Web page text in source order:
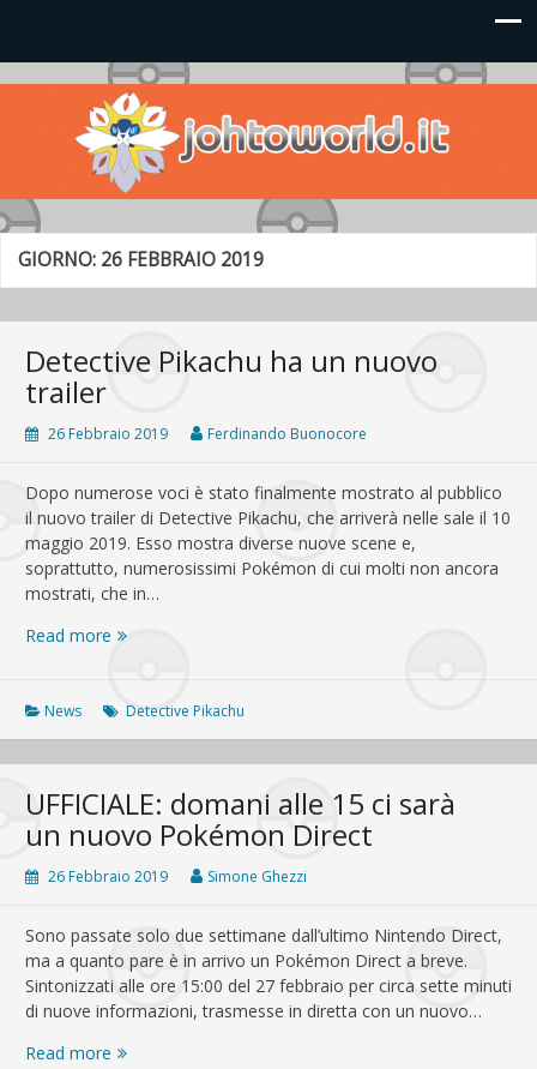
Johto World
Le novità più frizzanti dall'universo Pokémon e Nintendo
GIORNO: 26 FEBBRAIO 2019
Detective Pikachu ha un nuovo
trailer
26 Febbraio 2019 Ferdinando Buonocore
Dopo numerose voci è stato finalmente mostrato al pubblico
il nuovo trailer di Detective Pikachu, che arriverà nelle sale il 10
maggio 2019. Esso mostra diverse nuove scene e,
soprattutto, numerosissimi Pokémon di cui molti non ancora
mostrati, che in…
Read more Detective
ha
un
nuovo
trailer
News Detective Pikachu
UFFICIALE: domani alle 15 ci sarà
un nuovo Pokémon Direct
26 Febbraio 2019 Simone Ghezzi
Sono passate solo due settimane dall’ultimo Nintendo Direct,
ma a quanto pare è in arrivo un Pokémon Direct a breve.
Sintonizzati alle ore 15:00 del 27 febbraio per circa sette minuti
di nuove informazioni, trasmesse in diretta con un nuovo…
Read more UFFICIALE: